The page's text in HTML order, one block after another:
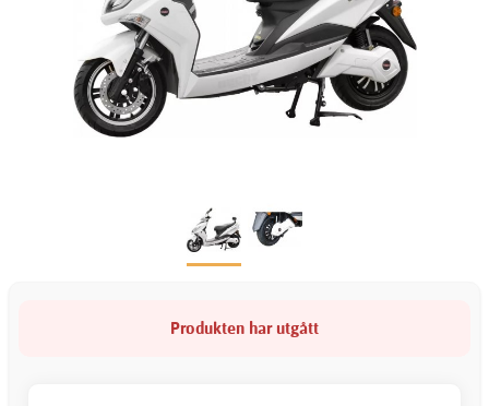
Produkten har utgått